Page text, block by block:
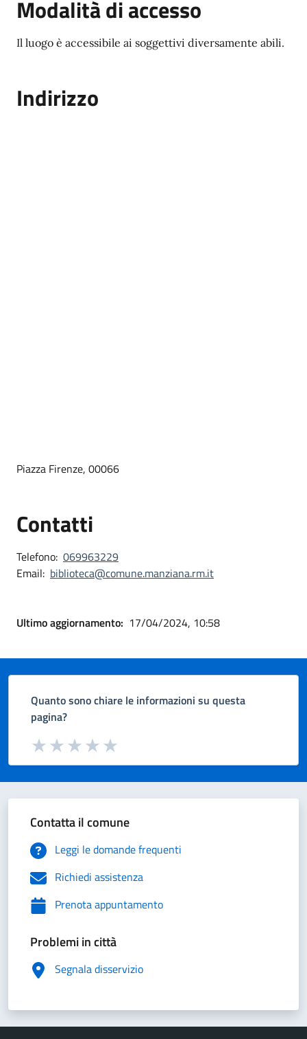
Modalità di accesso
Il luogo è accessibile ai soggettivi diversamente abili.
Indirizzo
Piazza Firenze, 00066
Contatti
Telefono: 069963229
Email: biblioteca@comune.manziana.rm.it
Ultimo aggiornamento: 17/04/2024, 10:58
Quanto sono chiare le informazioni su questa
pagina?
Valuta da 1 a 5 stelle la pagina
Valuta 5 stelle su 5
Valuta 4 stelle su 5
Valuta 3 stelle su 5
Valuta 2 stelle su 5
Valuta 1 stelle su 5
Contatta il comune
Leggi le domande frequenti
Richiedi assistenza
Prenota appuntamento
Problemi in città
Segnala disservizio